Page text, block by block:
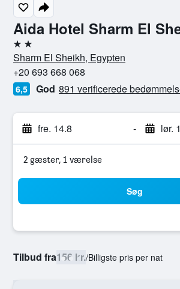
Aida Hotel Sharm El
2 stjerner
Sharm El Sheikh, Egypten
+20 693 668 068
6,5 God 891 verificerede
fre. 14.8 - lør.
2 gæster, 1 værelse
Søg
Tilbud fra156 kr./Billigste pris per nat